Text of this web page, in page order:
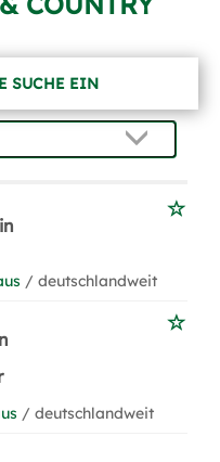
SUCHE EIN
/ deutschlandweit
/ deutschlandweit